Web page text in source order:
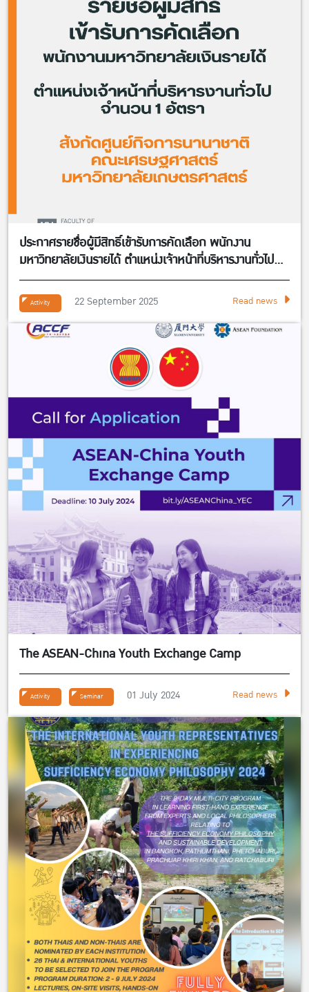
ประกาศรายชื่อผู้มีสิทธิ์เข้ารับการคัดเลือก พนักงาน
มหาวิทยาลัยเงินรายได้ ตำแหน่งเจ้าหน้าที่บริหารงานทั่วไป
จำนวน 1 อัตรา สังกัดศูนย์กิจการนานาชาติ คณะ
เศรษฐศาสตร์
Activity 22 September 2025 Read news
The ASEAN-China Youth Exchange Camp
Activity Seminar 01 July 2024 Read news